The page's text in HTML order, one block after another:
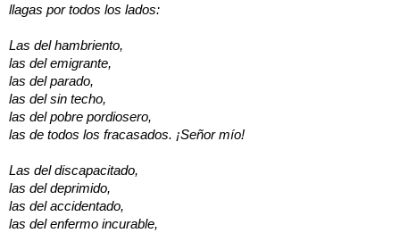
llagas por todos los lados:
Las del hambriento,
las del emigrante,
las del parado,
las del sin techo,
las del pobre pordiosero,
las de todos los fracasados. ¡Señor mío!
Las del discapacitado,
las del deprimido,
las del accidentado,
las del enfermo incurable,